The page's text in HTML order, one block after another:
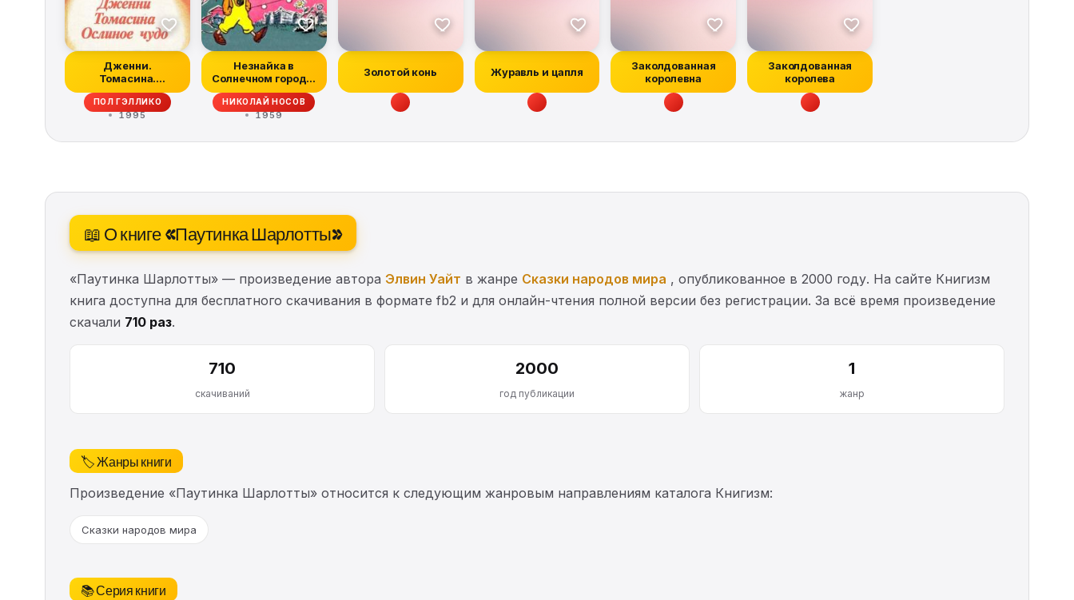
Дженни.
Томасина.
Ослиное чудо
ПОЛ ГЭЛЛИКО
1995
Незнайка в
Солнечном городе.
Роман-сказка
НИКОЛАЙ НОСОВ
1959
Золотой конь Журавль и цапля
Заколдованная
королевна
Заколдованная
королева
📖 О книге «Паутинка Шарлотты»
«Паутинка Шарлотты» — произведение автора Элвин Уайт в жанре Сказки народов мира , опубликованное в 2000 году. На сайте Книгизм
книга доступна для бесплатного скачивания в формате fb2 и для онлайн-чтения полной версии без регистрации. За всё время произведение
скачали 710 раз.
710
скачиваний
2000
год публикации
1
жанр
🏷️ Жанры книги
Произведение «Паутинка Шарлотты» относится к следующим жанровым направлениям каталога Книгизм:
Сказки народов мира
📚 Серия книги